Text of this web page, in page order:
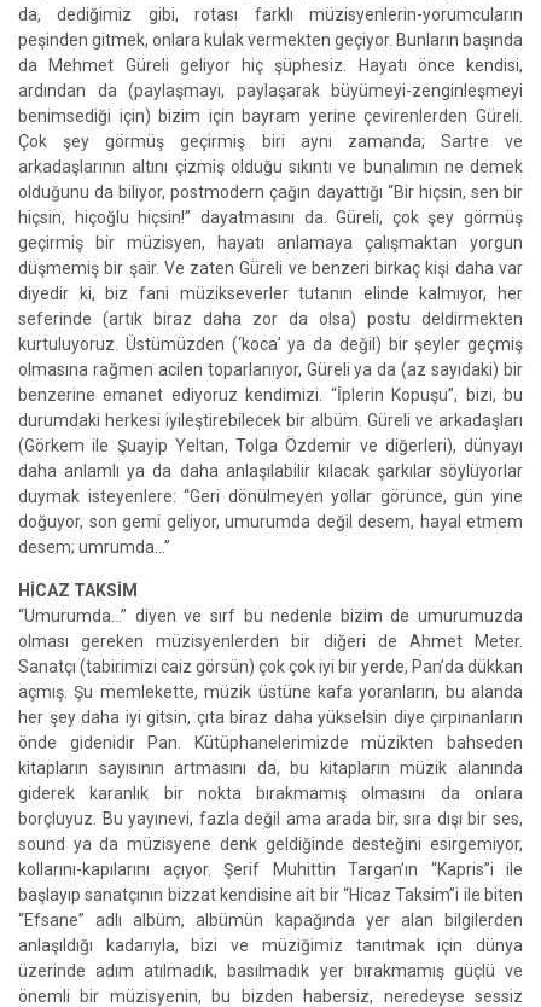
da, dediğimiz gibi, rotası farklı müzisyenlerin-yorumcuların
peşinden gitmek, onlara kulak vermekten geçiyor. Bunların başında
da Mehmet Güreli geliyor hiç şüphesiz. Hayatı önce kendisi,
ardından da (paylaşmayı, paylaşarak büyümeyi-zenginleşmeyi
benimsediği için) bizim için bayram yerine çevirenlerden Güreli.
Çok şey görmüş geçirmiş biri aynı zamanda; Sartre ve
arkadaşlarının altını çizmiş olduğu sıkıntı ve bunalımın ne demek
olduğunu da biliyor, postmodern çağın dayattığı “Bir hiçsin, sen bir
hiçsin, hiçoğlu hiçsin!” dayatmasını da. Güreli, çok şey görmüş
geçirmiş bir müzisyen, hayatı anlamaya çalışmaktan yorgun
düşmemiş bir şair. Ve zaten Güreli ve benzeri birkaç kişi daha var
diyedir ki, biz fani müzikseverler tutanın elinde kalmıyor, her
seferinde (artık biraz daha zor da olsa) postu deldirmekten
kurtuluyoruz. Üstümüzden (‘koca’ ya da değil) bir şeyler geçmiş
olmasına rağmen acilen toparlanıyor, Güreli ya da (az sayıdaki) bir
benzerine emanet ediyoruz kendimizi. “İplerin Kopuşu”, bizi, bu
durumdaki herkesi iyileştirebilecek bir albüm. Güreli ve arkadaşları
(Görkem ile Şuayip Yeltan, Tolga Özdemir ve diğerleri), dünyayı
daha anlamlı ya da daha anlaşılabilir kılacak şarkılar söylüyorlar
duymak isteyenlere: “Geri dönülmeyen yollar görünce, gün yine
doğuyor, son gemi geliyor, umurumda değil desem, hayal etmem
desem; umrumda…”
HİCAZ TAKSİM
“Umurumda…” diyen ve sırf bu nedenle bizim de umurumuzda
olması gereken müzisyenlerden bir diğeri de Ahmet Meter.
Sanatçı (tabirimizi caiz görsün) çok çok iyi bir yerde, Pan’da dükkan
açmış. Şu memlekette, müzik üstüne kafa yoranların, bu alanda
her şey daha iyi gitsin, çıta biraz daha yükselsin diye çırpınanların
önde gidenidir Pan. Kütüphanelerimizde müzikten bahseden
kitapların sayısının artmasını da, bu kitapların müzik alanında
giderek karanlık bir nokta bırakmamış olmasını da onlara
borçluyuz. Bu yayınevi, fazla değil ama arada bir, sıra dışı bir ses,
sound ya da müzisyene denk geldiğinde desteğini esirgemiyor,
kollarını-kapılarını açıyor. Şerif Muhittin Targan’ın “Kapris”i ile
başlayıp sanatçının bizzat kendisine ait bir “Hicaz Taksim”i ile biten
“Efsane” adlı albüm, albümün kapağında yer alan bilgilerden
anlaşıldığı kadarıyla, bizi ve müziğimiz tanıtmak için dünya
üzerinde adım atılmadık, basılmadık yer bırakmamış güçlü ve
önemli bir müzisyenin, bu bizden habersiz, neredeyse sessiz